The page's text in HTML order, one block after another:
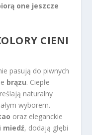
one jeszcze
CIENI
pasują do piwnych
brązu. Ciepłe
naturalny
wyborem.
oraz eleganckie
i miedź, dodają głębi